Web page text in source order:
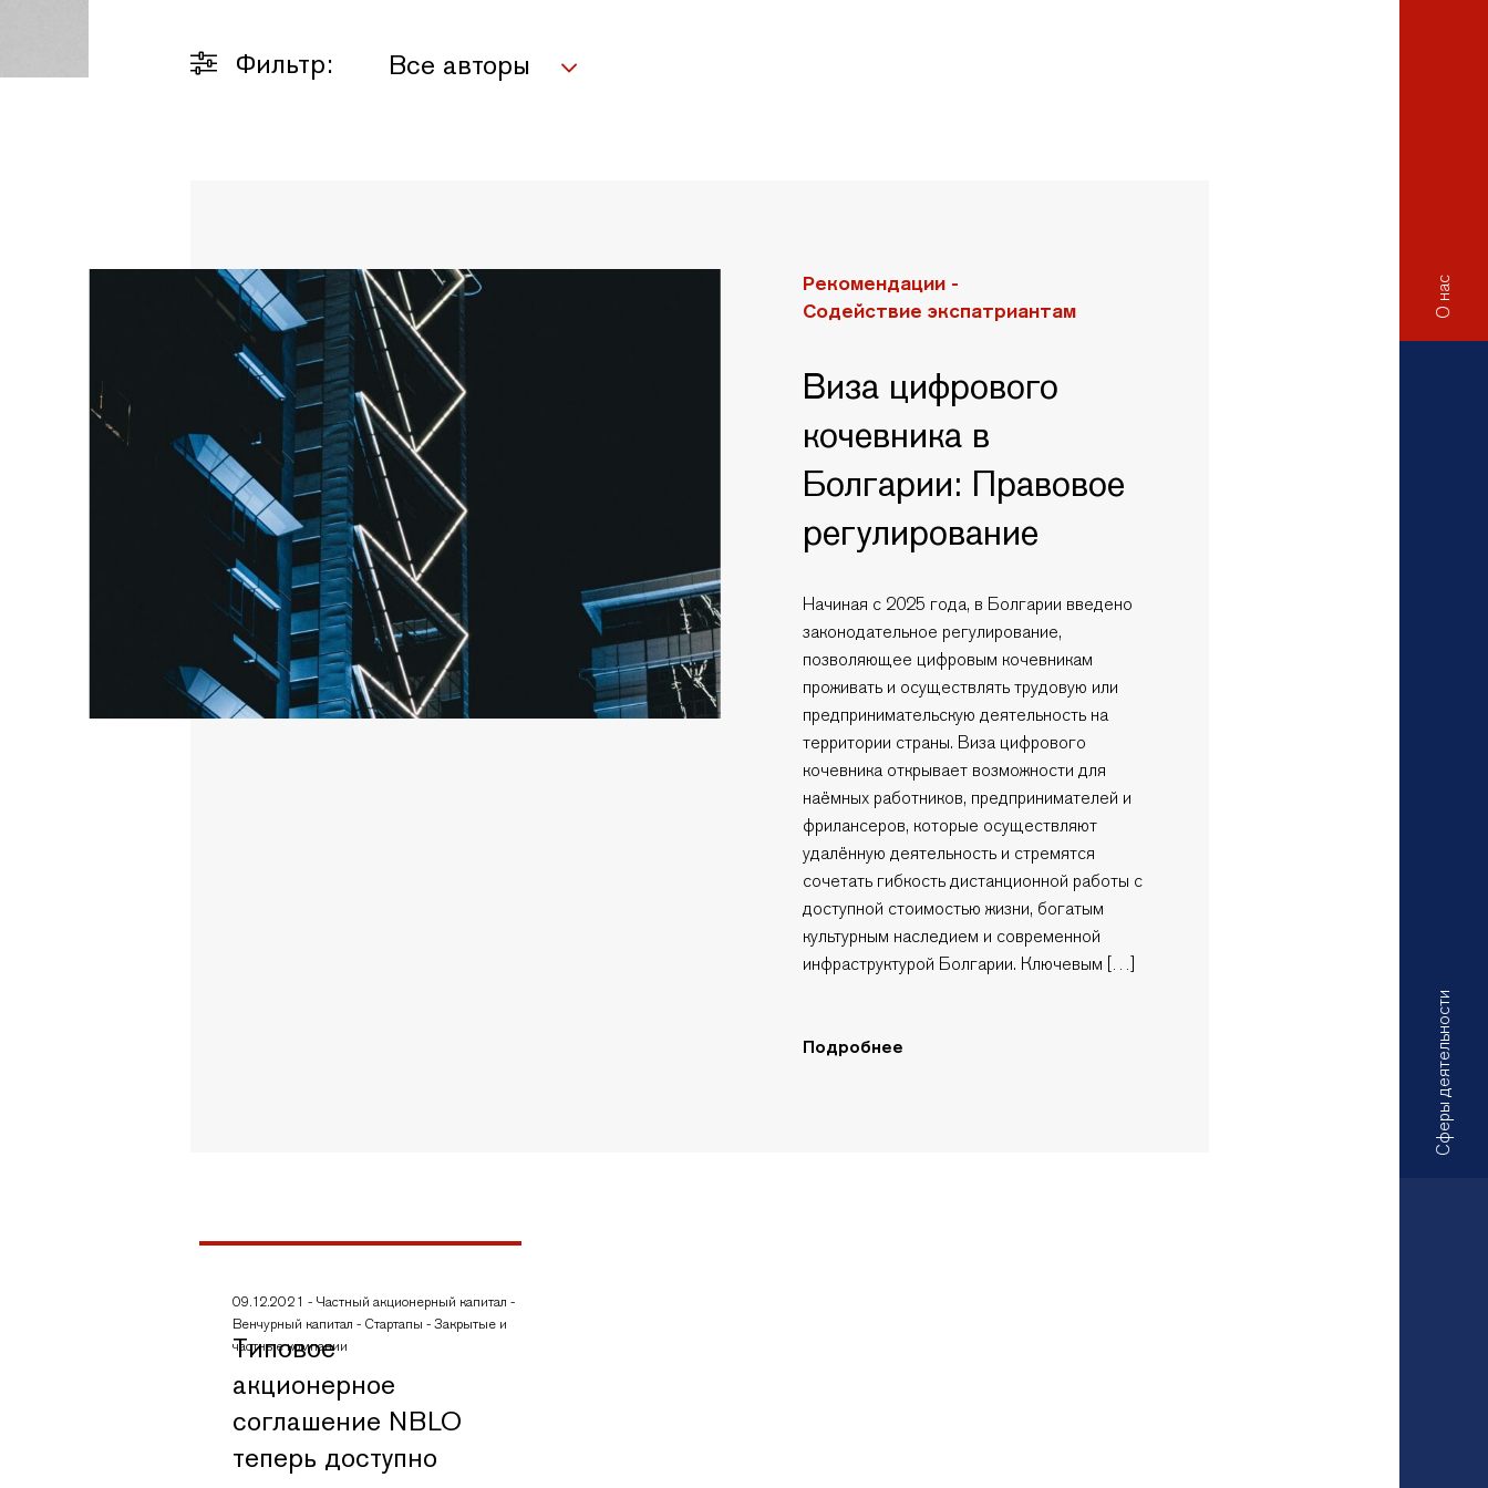
О нас
Сферы деятельности
Фильтр: Все авторы
Рекомендации -
Содействие экспатриантам
Виза цифрового
кочевника в
Болгарии: Правовое
регулирование
Начиная с 2025 года, в Болгарии введено
законодательное регулирование,
позволяющее цифровым кочевникам
проживать и осуществлять трудовую или
предпринимательскую деятельность на
территории страны. Виза цифрового
кочевника открывает возможности для
наёмных работников, предпринимателей и
фрилансеров, которые осуществляют
удалённую деятельность и стремятся
сочетать гибкость дистанционной работы с
доступной стоимостью жизни, богатым
культурным наследием и современной
инфраструктурой Болгарии. Ключевым […]
Подробнее
09.12.2021 - Частный акционерный капитал -
Венчурный капитал - Стартапы -Закрытые и
частные компании
Типовое
акционерное
соглашение NBLO
теперь доступно